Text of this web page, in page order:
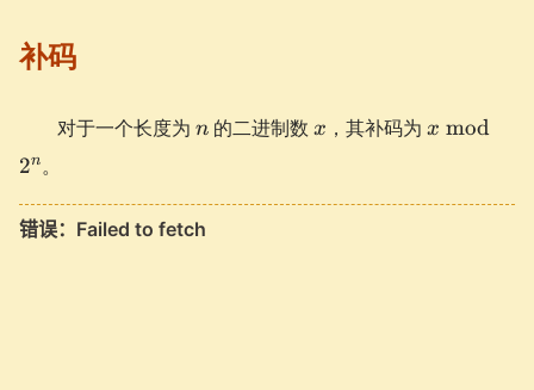
补码
对于一个长度为 n
n 的二进制数 x
x ，其补码为 x
x mod
2n。